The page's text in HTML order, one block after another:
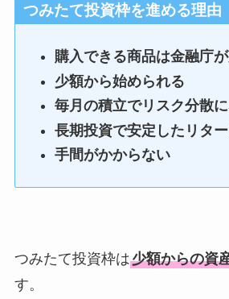
つみたて投資枠を進める理由
購入できる商品は金融庁
少額から始められる
毎月の積立でリスク分散
長期投資で安定したリタ
手間がかからない
つみたて投資枠は少額からの資
す。